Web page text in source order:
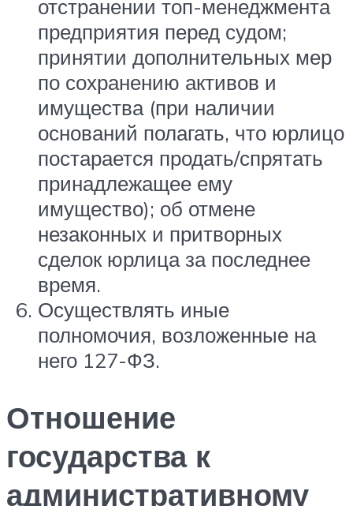
отстранении топ-менеджмента
предприятия перед судом;
принятии дополнительных мер
по сохранению активов и
имущества (при наличии
оснований полагать, что юрлицо
постарается продать/спрятать
принадлежащее ему
имущество); об отмене
незаконных и притворных
сделок юрлица за последнее
время.
Осуществлять иные
полномочия, возложенные на
него 127-ФЗ.
Отношение
государства к
административному